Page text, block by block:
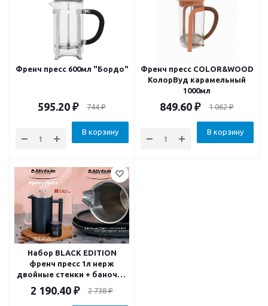
Френч пресс 600мл "Бордо"
595.20 ₽ 744₽
В корзину
Френч пресс COLOR&WOOD
КолорВуд карамельный
1000мл
849.60 ₽ 1 062₽
В корзину
Набор BLACK EDITION
френч пресс 1л нерж
двойные стенки + баночка
100мл стекло
2 190.40 ₽ 2 738₽